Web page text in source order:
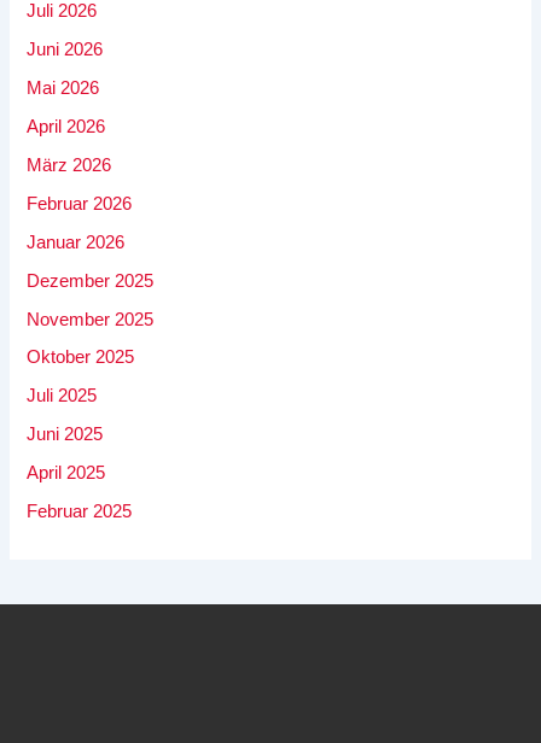
Juli 2026
Juni 2026
Mai 2026
April 2026
März 2026
Februar 2026
Januar 2026
Dezember 2025
November 2025
Oktober 2025
Juli 2025
Juni 2025
April 2025
Februar 2025